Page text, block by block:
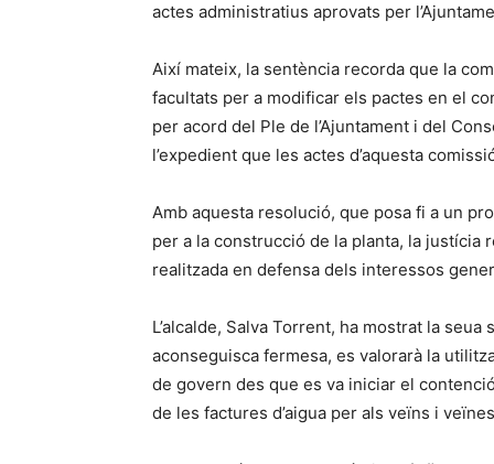
actes administratius aprovats per
Així mateix, la sentència recorda que la
facultats per a modificar els pactes en el
per acord del Ple de l’Ajuntament i del
l’expedient que les actes d’aquesta
Amb aquesta resolució, que posa fi a un
per a la construcció de la planta, la justícia
realitzada en defensa dels interessos
L’alcalde, Salva Torrent, ha mostrat la
aconseguisca fermesa, es valorarà la
de govern des que es va iniciar el
de les factures d’aigua per als veïns i